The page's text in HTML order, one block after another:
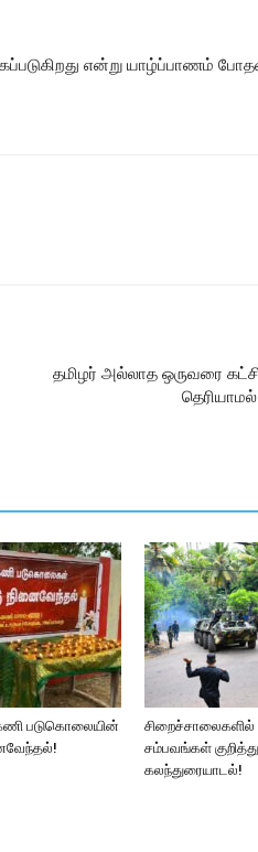
என்று யாழ்ப்பாணம்
தமிழர் அல்லாத ஒருவரை கட்சி
படுகொலையின்
சிறைச்சாலைகளில்
சம்பவங்கள்
கலந்துரையாடல்!